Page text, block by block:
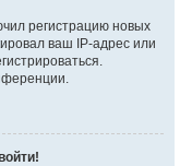
регистрацию новых
ваш IP-адрес или